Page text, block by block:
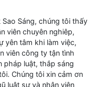
Sao Sáng, chúng tôi thấy
viên chuyên nghiêp,
yên tâm khi làm việc,
viên công ty tận tình
pháp luật, thắp sáng
Chúng tôi xin cảm ơn
luật sự và nhân viên